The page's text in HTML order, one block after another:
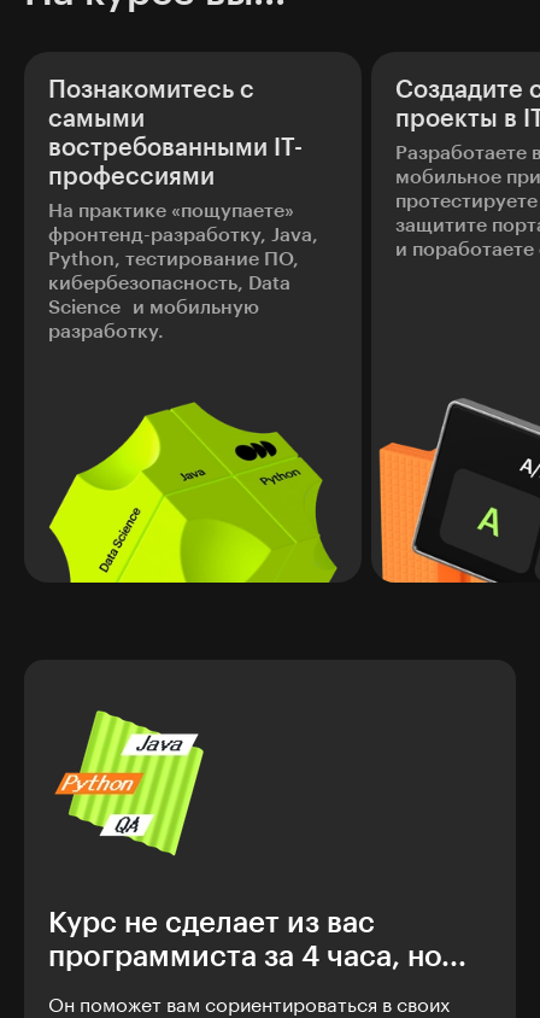
Познакомитесь с
самыми
востребованными IT-
профессиями
На практике «пощупаете»
фронтенд-разработку, Java,
Python, тестирование ПО,
кибербезопасность, Data
Science и мобильную
разработку.
Создадите
проекты в
Разработаете
мобильное
защитите
и
Курс не сделает из вас
программиста за 4 часа, но...
Он поможет вам сориентироваться в своих